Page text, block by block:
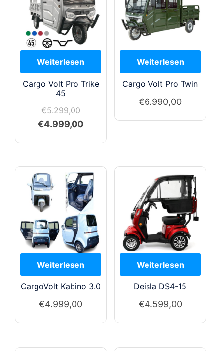
Cargo Volt Pro Trike
45
€5.299,00
Ursprünglicher
€5.299,00
€4.999,00Aktueller
€4.999,00.
Cargo Volt Pro Twin
€6.990,00
CargoVolt Kabino 3.0
€4.999,00
Deisla DS4-15
€4.599,00